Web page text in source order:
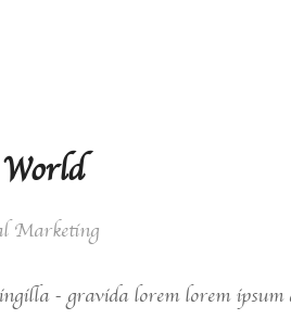
Marketing
- gravida lorem lorem ipsum